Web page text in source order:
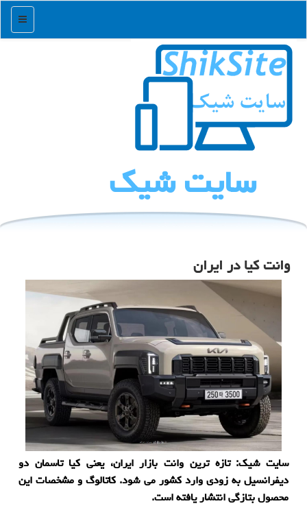
منو
سایت شیك
وانت کیا در ایران
سایت شیک: تازه ترین وانت بازار ایران، یعنی کیا تاسمان دو
دیفرانسیل به زودی وارد کشور می شود. کاتالوگ و مشخصات این
محصول بتازگی انتشار یافته است.